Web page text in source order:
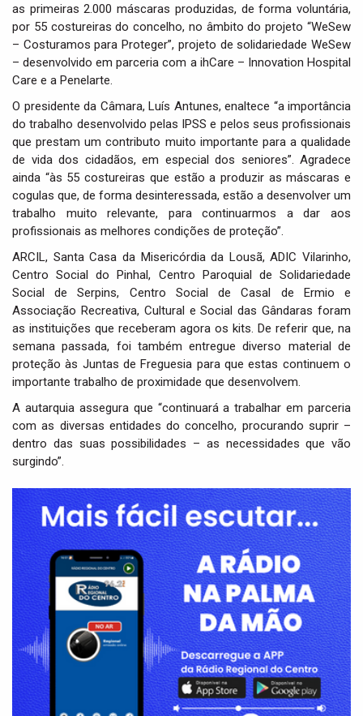
as primeiras 2.000 máscaras produzidas, de forma voluntária,
por 55 costureiras do concelho, no âmbito do projeto “WeSew
– Costuramos para Proteger”, projeto de solidariedade WeSew
– desenvolvido em parceria com a ihCare – Innovation Hospital
Care e a Penelarte.
O presidente da Câmara, Luís Antunes, enaltece “a importância
do trabalho desenvolvido pelas IPSS e pelos seus profissionais
que prestam um contributo muito importante para a qualidade
de vida dos cidadãos, em especial dos seniores”. Agradece
ainda “às 55 costureiras que estão a produzir as máscaras e
cogulas que, de forma desinteressada, estão a desenvolver um
trabalho muito relevante, para continuarmos a dar aos
profissionais as melhores condições de proteção”.
ARCIL, Santa Casa da Misericórdia da Lousã, ADIC Vilarinho,
Centro Social do Pinhal, Centro Paroquial de Solidariedade
Social de Serpins, Centro Social de Casal de Ermio e
Associação Recreativa, Cultural e Social das Gândaras foram
as instituições que receberam agora os kits. De referir que, na
semana passada, foi também entregue diverso material de
proteção às Juntas de Freguesia para que estas continuem o
importante trabalho de proximidade que desenvolvem.
A autarquia assegura que “continuará a trabalhar em parceria
com as diversas entidades do concelho, procurando suprir –
dentro das suas possibilidades – as necessidades que vão
surgindo”.